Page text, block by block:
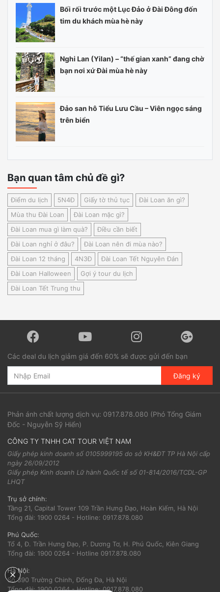
Bối rối trước một Lục Đảo ở Đài Đông đốn
tim du khách mùa hè này
Nghi Lan (Yilan) – “thế gian xanh” đang chờ
bạn nơi xứ Đài mùa hè này
Đảo san hô Tiểu Lưu Cầu – Viên ngọc sáng
trên biển
Bạn quan tâm chủ đề gì?
Điểm du lịch 5N4Đ Giấy tờ thủ tục
Đài Loan ăn gì?
Mùa thu Đài Loan
Đài Loan mặc gì?
Đài Loan mua gì làm quà?
Điều cần biết
Đài Loan nghỉ ở đâu?
Đài Loan nên đi mùa nào?
Đài Loan 12 tháng
4N3Đ
Đài Loan Tết Nguyên Đán
Đài Loan Halloween
Gợi ý tour du lịch
Đài Loan Tết Trung thu
Các deal du lịch giảm giá đến 60% sẽ được gửi đến bạn
Đăng ký
Phản ánh chất lượng dịch vụ: 0917.878.080 (Phó Tổng Giám
Đốc - Nguyễn Sỹ Hiển)
CÔNG TY TNHH CAT TOUR VIỆT NAM
Giấy phép kinh doanh số 0105999195 do sở KH&ĐT TP Hà Nội cấp
ngày 26/09/2012
Giấy phép Kinh doanh Lữ hành Quốc tế số 01-814/2016/TCDL-GP
LHQT
Trụ sở chính:
Tầng 21, Capital Tower 109 Trần Hưng Đạo, Hoàn Kiếm, Hà Nội
Tổng đài: 1900 0264 - Hotline: 0917.878.080
Phú Quốc:
Tổ 4, Đ. Trần Hưng Đạo, P. Dương Tơ, H. Phú Quốc, Kiên Giang
Tổng đài: 1900 0264 - Hotline 0917.878.080
Hà Nội:
Số 390 Trường Chinh, Đống Đa, Hà Nội
Tổng đài: 1900 0264 - Hotline: 0917.878.080